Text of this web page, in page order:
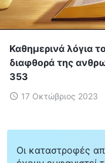
Καθημερινά λόγια
διαφθορά της
353
17 Οκτώβριος 2023
Οι καταστροφές